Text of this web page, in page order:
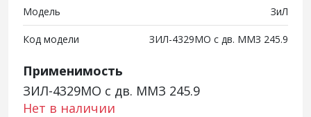
Модель ЗиЛ
Код модели ЗИЛ-4329МО с дв. ММЗ 245.9
Применимость
ЗИЛ-4329МО с дв. ММЗ 245.9
Нет в наличии